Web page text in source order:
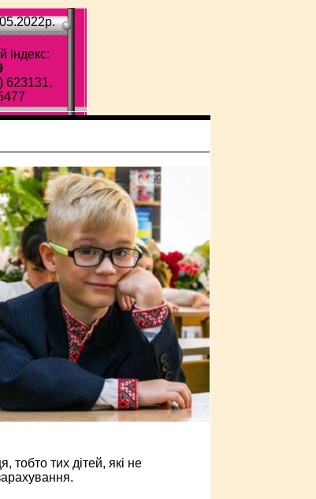
індекс:
623131,
тобто тих дітей, які не